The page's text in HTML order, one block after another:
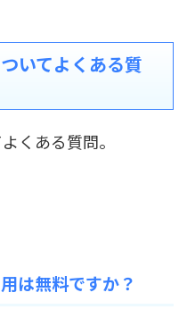
いてよくある質
くある質問。
は無料ですか？